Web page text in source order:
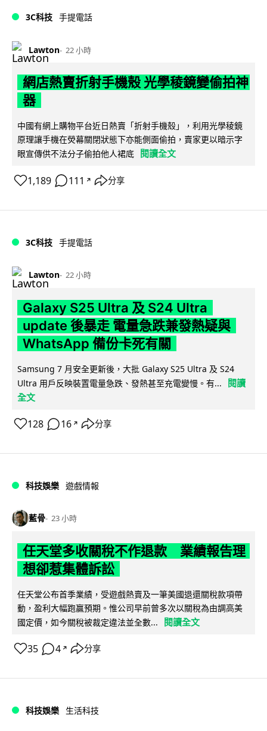
3C科技 手提電話
Lawton 22 小時
網店熱賣折射手機殼 光學稜鏡變偷拍神
器
中國有網上購物平台近日熱賣「折射手機殼」，利用光學稜鏡
原理讓手機在熒幕關閉狀態下亦能側面偷拍，賣家更以暗示字
眼宣傳供不法分子偷拍他人裙底
閱讀全文
1,189 111 ↗ 分享
3C科技 手提電話
Lawton 22 小時
Galaxy S25 Ultra 及 S24 Ultra
update 後暴走 電量急跌兼發熱疑與
WhatsApp 備份卡死有關
Samsung 7 月安全更新後，大批 Galaxy S25 Ultra 及 S24
Ultra 用戶反映裝置電量急跌、發熱甚至充電變慢。有...
閱讀
全文
128 16 ↗ 分享
科技娛樂 遊戲情報
藍骨 23 小時
任天堂多收關稅不作退款 業績報告理
想卻惹集體訴訟
任天堂公布首季業績，受遊戲熱賣及一筆美國退還關稅款項帶
動，盈利大幅跑贏預期。惟公司早前曾多次以關稅為由調高美
國定價，如今關稅被裁定違法並全數...
閱讀全文
35 4 ↗ 分享
科技娛樂 生活科技